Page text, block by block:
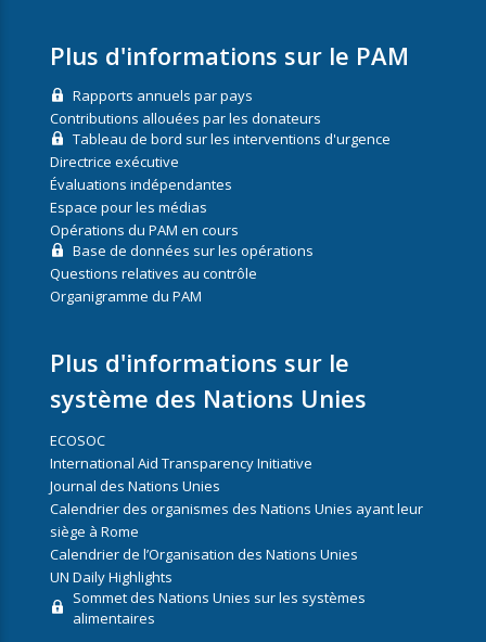
Plus d'informations sur le PAM
Rapports annuels par pays
Contributions allouées par les donateurs
Tableau de bord sur les interventions d'urgence
Directrice exécutive
Évaluations indépendantes
Espace pour les médias
Opérations du PAM en cours
Base de données sur les opérations
Questions relatives au contrôle
Organigramme du PAM
Plus d'informations sur le
système des Nations Unies
ECOSOC
International Aid Transparency Initiative
Journal des Nations Unies
Calendrier des organismes des Nations Unies ayant leur
siège à Rome
Calendrier de l’Organisation des Nations Unies
UN Daily Highlights
Sommet des Nations Unies sur les systèmes
alimentaires